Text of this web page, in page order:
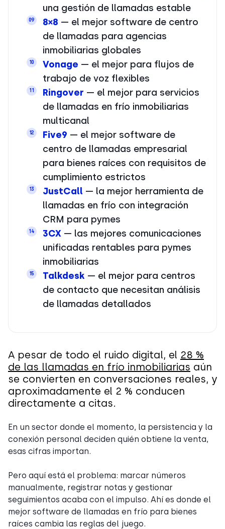
una gestión de llamadas estable
09 8×8 — el mejor software de centro
de llamadas para agencias
inmobiliarias globales
10 Vonage — el mejor para flujos de
trabajo de voz flexibles
11 Ringover — el mejor para servicios
de llamadas en frío inmobiliarias
multicanal
12 Five9 — el mejor software de
centro de llamadas empresarial
para bienes raíces con requisitos de
cumplimiento estrictos
13 JustCall — la mejor herramienta de
llamadas en frío con integración
CRM para pymes
14 3CX — las mejores comunicaciones
unificadas rentables para pymes
inmobiliarias
15 Talkdesk — el mejor para centros
de contacto que necesitan análisis
de llamadas detallados
A pesar de todo el ruido digital, el 28 %
de las llamadas en frío inmobiliarias aún
se convierten en conversaciones reales, y
aproximadamente el 2 % conducen
directamente a citas.
En un sector donde el momento, la persistencia y la
conexión personal deciden quién obtiene la venta,
esas cifras importan.
Pero aquí está el problema: marcar números
manualmente, registrar notas y gestionar
seguimientos acaba con el impulso. Ahí es donde el
mejor software de llamadas en frío para bienes
raíces cambia las reglas del juego.